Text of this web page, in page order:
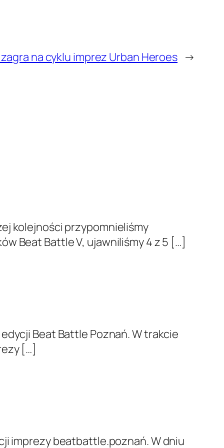
na cyklu imprez Urban Heroes →
kolejności przypomnieliśmy
Beat Battle V, ujawniliśmy 4 z 5 […]
Beat Battle Poznań. W trakcie
[…]
imprezy beatbattle.poznań. W dniu